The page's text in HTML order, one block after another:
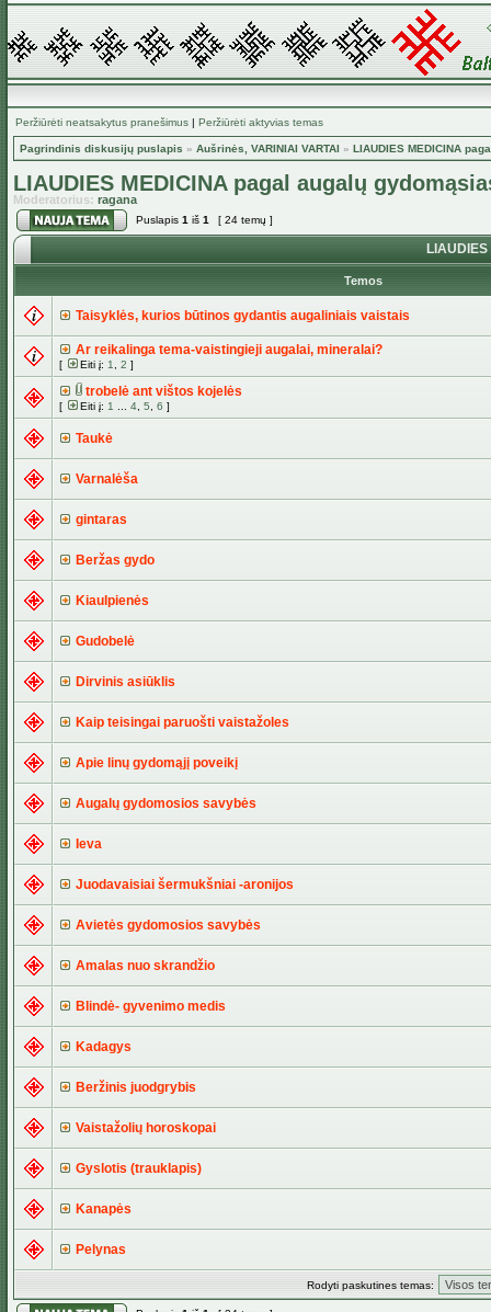
Peržiūrėti neatsakytus pranešimus | Peržiūrėti aktyvias temas
Pagrindinis diskusijų puslapis » Aušrinės, VARINIAI VARTAI » LIAUDIES MEDICINA
LIAUDIES MEDICINA pagal augalų
Moderatorius: ragana
Puslapis 1 iš 1 [ 24 temų ]
Temos
Taisyklės, kurios būtinos gydantis augaliniais vaistais
Ar reikalinga tema-vaistingieji augalai, mineralai?
[ Eiti į: 1 2 ]
trobelė ant vištos kojelės
[ Eiti į: 1 4 5 6 ]
Taukė
Varnalėša
gintaras
Beržas gydo
Kiaulpienės
Gudobelė
Dirvinis asiūklis
Kaip teisingai paruošti vaistažoles
Apie linų gydomąjį poveikį
Augalų gydomosios savybės
Ieva
Juodavaisiai šermukšniai -aronijos
Avietės gydomosios savybės
Amalas nuo skrandžio
Blindė- gyvenimo medis
Kadagys
Beržinis juodgrybis
Vaistažolių horoskopai
Gyslotis (trauklapis)
Kanapės
Pelynas
Rodyti paskutines temas: